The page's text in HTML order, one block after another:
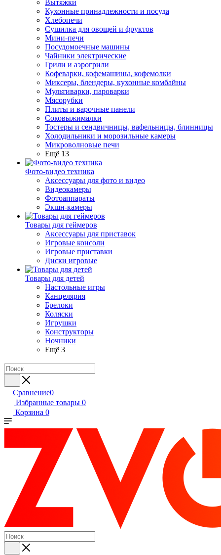
Вытяжки
Кухонные принадлежности и посуда
Хлебопечи
Сушилка для овощей и фруктов
Мини-печи
Посудомоечные машины
Чайники электрические
Грили и аэрогрили
Кофеварки, кофемашины, кофемолки
Миксеры, блендеры, кухонные комбайны
Мультиварки, пароварки
Мясорубки
Плиты и варочные панели
Соковыжималки
Тостеры и сендвичницы, вафельницы, блинницы
Холодильники и морозильные камеры
Микроволновые печи
Ещё 13
Фото-видео техника
Аксессуары для фото и видео
Видеокамеры
Фотоаппараты
Экшн-камеры
Товары для геймеров
Аксессуары для приставок
Игровые консоли
Игровые приставки
Диски игровые
Товары для детей
Настольные игры
Канцелярия
Брелоки
Коляски
Игрушки
Конструкторы
Ночники
Ещё 3
Сравнение0
Избранные товары 0
Корзина 0